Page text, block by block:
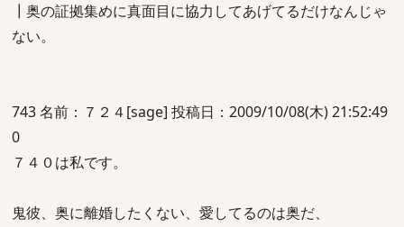
┃奥の証拠集めに真面目に協力してあげてるだけなんじゃ
ない。
743 名前：７２４[sage] 投稿日：2009/10/08(木) 21:52:49
0
７４０は私です。
鬼彼、奥に離婚したくない、愛してるのは奥だ、